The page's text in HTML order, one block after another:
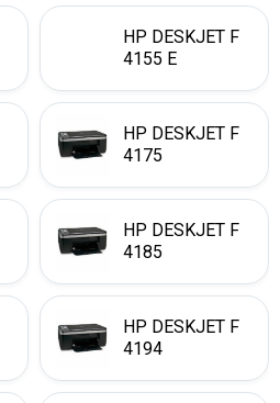
HP DESKJET F
4155 E
HP DESKJET F
4175
HP DESKJET F
4185
HP DESKJET F
4194